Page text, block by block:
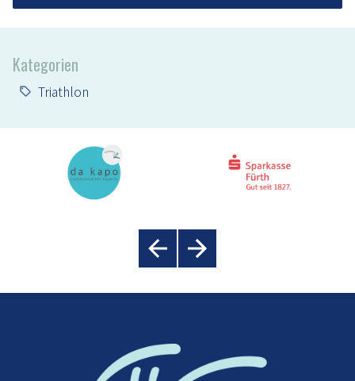
Kategorien
Triathlon